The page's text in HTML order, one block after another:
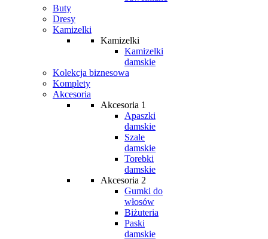
Buty
Dresy
Kamizelki
Kamizelki
Kamizelki
damskie
Kolekcja biznesowa
Komplety
Akcesoria
Akcesoria 1
Apaszki
damskie
Szale
damskie
Torebki
damskie
Akcesoria 2
Gumki do
włosów
Biżuteria
Paski
damskie